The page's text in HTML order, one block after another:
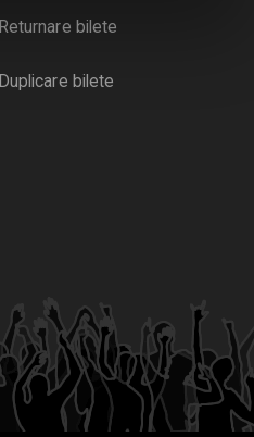
Returnare bilete
Duplicare bilete